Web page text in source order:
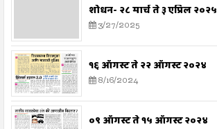
शोधन- २८ मार्च ते ३ एप्रिल २०२५
3/27/2025
१६ ऑगस्ट ते २२ ऑगस्ट २०२४
8/16/2024
०९ ऑगस्ट ते १५ ऑगस्ट २०२४